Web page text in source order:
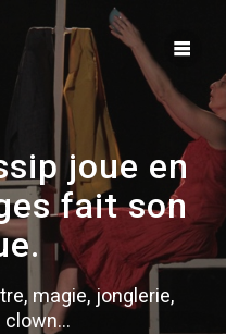
joue en
fait son
magie, jonglerie,